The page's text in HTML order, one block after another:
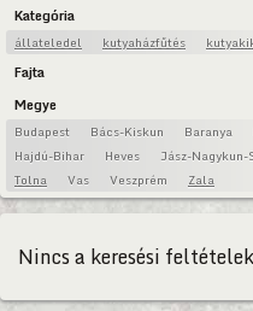
Kategória
állateledel kutyaházfűtés
Fajta
Megye
Budapest Bács-Kiskun Baranya
Hajdú-Bihar
Heves Jász-
Tolna
Vas Veszprém Zala
Nincs a keresési